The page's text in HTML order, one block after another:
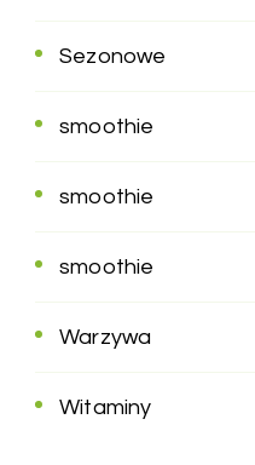
Sezonowe
smoothie
smoothie
smoothie
Warzywa
Witaminy